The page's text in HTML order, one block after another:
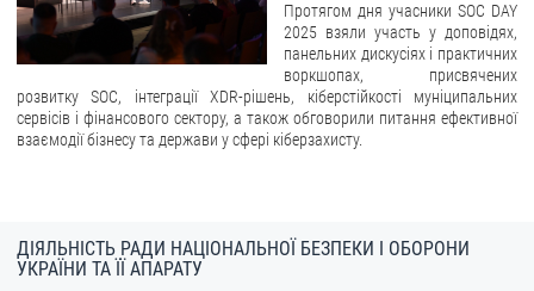
Протягом дня учасники SOC DAY
2025 взяли участь у доповідях,
панельних дискусіях і практичних
воркшопах, присвячених
розвитку SOC, інтеграції XDR-рішень, кіберстійкості муніципальних
сервісів і фінансового сектору, а також обговорили питання ефективної
взаємодії бізнесу та держави у сфері кіберзахисту.
ДІЯЛЬНІСТЬ РАДИ НАЦІОНАЛЬНОЇ БЕЗПЕКИ І ОБОРОНИ
УКРАЇНИ ТА ЇЇ АПАРАТУ